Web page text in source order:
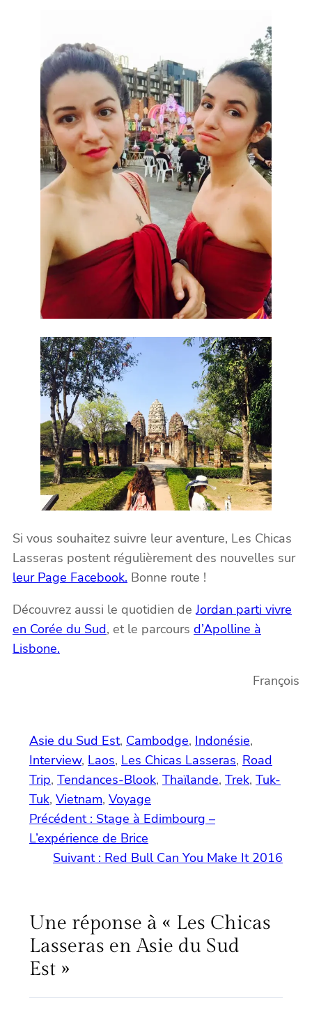
Si vous souhaitez suivre leur aventure, Les Chicas
Lasseras postent régulièrement des nouvelles sur
leur Page Facebook. Bonne route !
Découvrez aussi le quotidien deJordan parti vivre
en Corée du Sud, et le parcours d’Apolline à
Lisbone.
François
Asie du Sud Est, Cambodge, Indonésie
Interview, Laos, Les Chicas Lasseras, Road
Trip, Tendances-Blook, Thaïlande, Trek, Tuk-
Tuk, Vietnam, Voyage
Précédent : Stage à Edimbourg –
L’expérience de Brice
Suivant : Red Bull Can You Make It 2016
Une réponse à « Les Chicas
Lasseras en Asie du Sud
Est »